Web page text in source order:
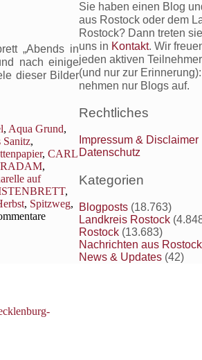
„Abends in
nach einige
dieser Bilder
, Aqua Grund,
Sanitz,
, CARL
,
auf
,
, Spitzweg,
Sie haben einen Blog
aus Rostock oder dem
Rostock? Dann treten
uns in Kontakt. Wir
jeden aktiven
(und nur zur
nehmen nur Blogs auf.
Rechtliches
Impressum & Disclaimer
Datenschutz
Kategorien
Blogposts (18.763)
Landkreis Rostock
Rostock (13.683)
Nachrichten aus Rostock
News & Updates (42)